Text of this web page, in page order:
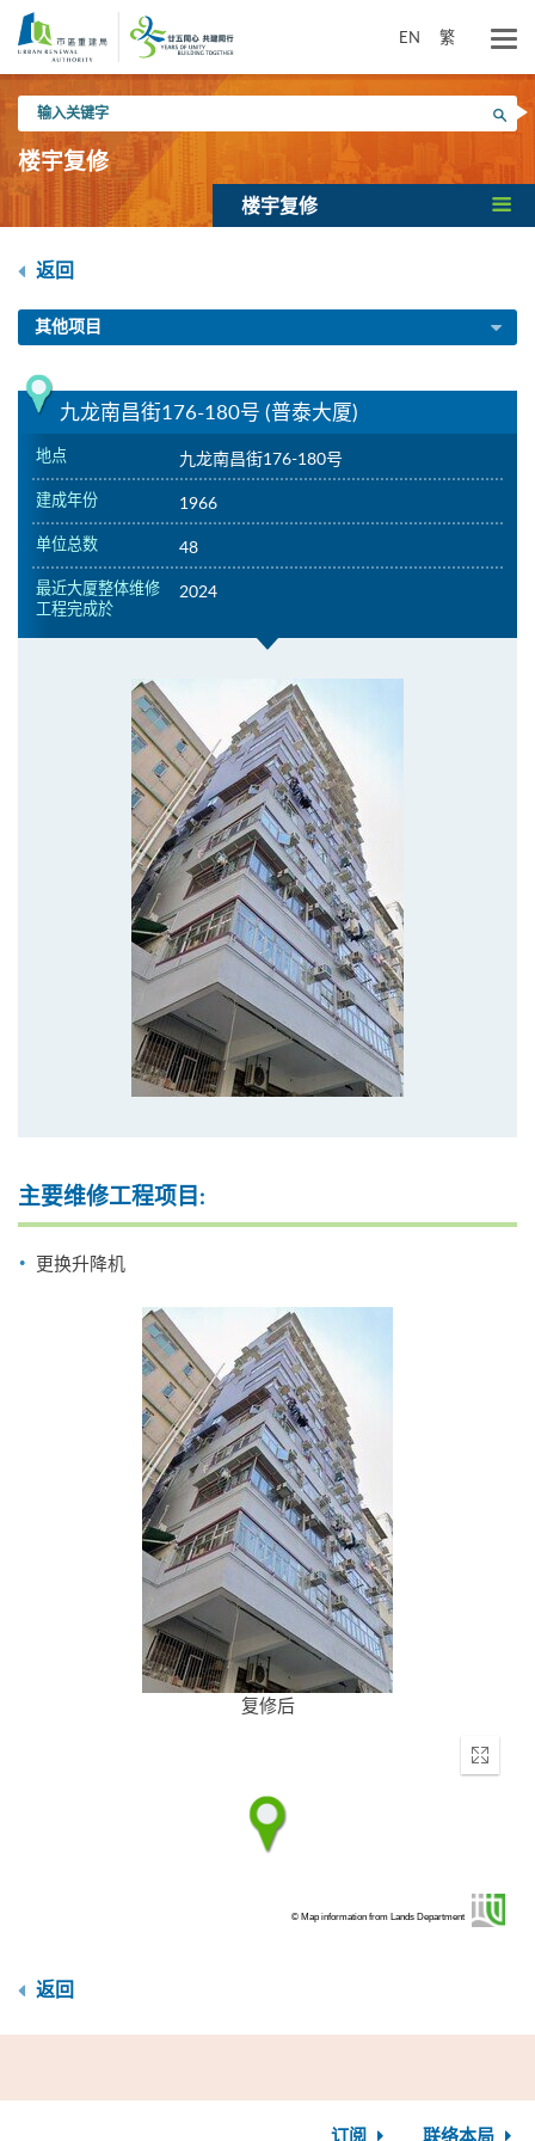
内
EN 繁
入
关
键
搜寻
楼宇复修
楼宇复修
返回
其他项目
九龙南昌街176-180号 (普泰大厦)
地点 九龙南昌街176-180号
建成年份 1966
单位总数 48
最近大厦整体维修
工程完成於
2024
主要维修工程项目:
更换升降机
复修后
Enter
© Map information from Lands Department
返回
订阅 联络本局